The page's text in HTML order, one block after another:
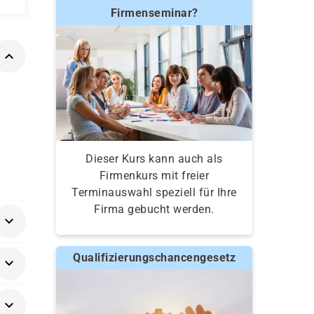
Firmenseminar?
Dieser Kurs kann auch als
Firmenkurs mit freier
Terminauswahl speziell für Ihre
Firma gebucht werden.
Qualifizierungschancengesetz